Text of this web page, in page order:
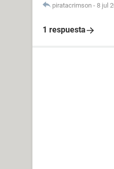
piratacrimson - 8 jul
1 respuesta